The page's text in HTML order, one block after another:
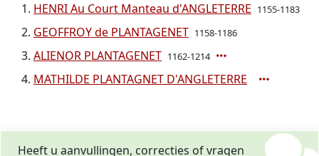
HENRI Au Court Manteau d'ANGLETERRE 1155-1183
GEOFFROY de PLANTAGENET 1158-1186
ALIENOR PLANTAGENET 1162-1214
MATHILDE PLANTAGNET D'ANGLETERRE
Heeft u aanvullingen, correcties of vragen